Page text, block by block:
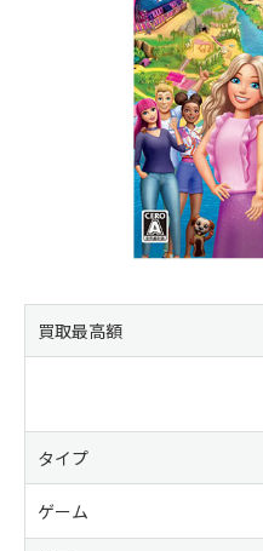
買取最高額
タイプ
ゲーム